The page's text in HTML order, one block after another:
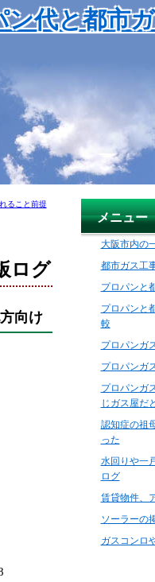
ン代と都市
ること前提
ログ
向け
メニュー
大阪市内の
都市ガス工
プロパンと
プロパンと
較
プロパンガ
プロパンガ
プロパンガ
じガス屋だ
認知症の祖
った
水回りや一
ログ
賃貸物件、
ソーラーの
ガスコンロ